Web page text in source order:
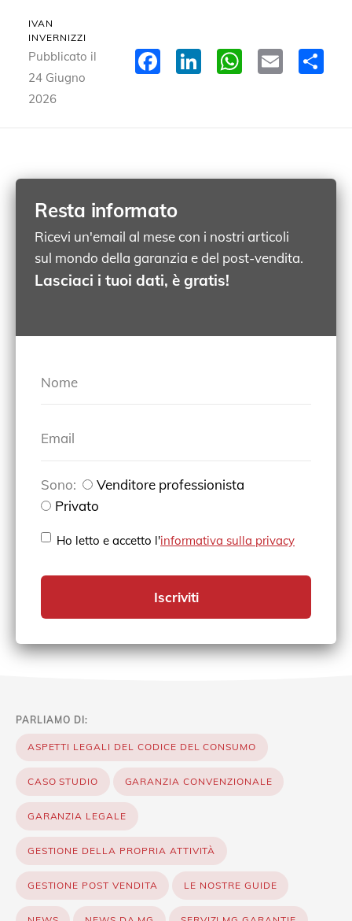
IVAN
INVERNIZZI
Pubblicato il
24 Giugno
2026
Facebook
LinkedIn Email
Resta informato
Ricevi un'email al mese con i nostri articoli
sul mondo della garanzia e del post-vendita.
Lasciaci i tuoi dati, è gratis!
Nome
Email
Sono:
Venditore professionista
Privato
Ho letto e accetto l'informativa sulla privacy
Iscriviti
PARLIAMO DI:
ASPETTI LEGALI DEL CODICE DEL CONSUMO
CASO STUDIO GARANZIA CONVENZIONALE
GARANZIA LEGALE
GESTIONE DELLA PROPRIA ATTIVITÀ
GESTIONE POST VENDITA LE NOSTRE GUIDE